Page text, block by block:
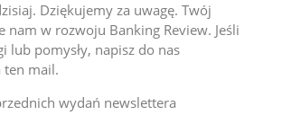
Dziękujemy za uwagę. Twój
nam w rozwoju Banking Review. Jeśli
lub pomysły, napisz do nas
ten mail.
wydań newslettera